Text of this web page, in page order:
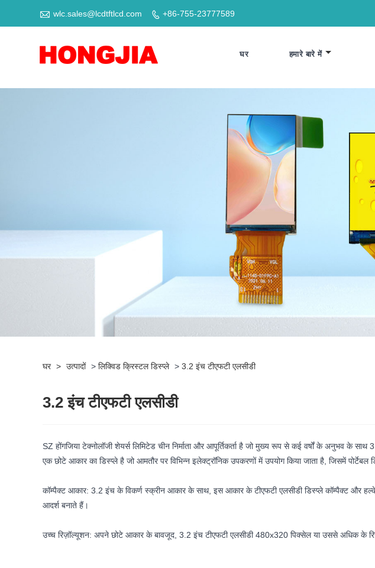
 wlc.sales@lcdtftlcd.com  +86-755-23777589
घर हमारे बारे में
घर > उत्पादों > लिक्विड क्रिस्टल डिस्प्ले > 3.2 इंच टीएफटी एलसीडी
3.2 इंच टीएफटी एलसीडी
SZ होंगजिया टेक्नोलॉजी शेयर्स लिमिटेड चीन निर्माता और आपूर्तिकर्ता है जो मुख्य रूप से कई वर्षों के अनुभव के
एक छोटे आकार का डिस्प्ले है जो आमतौर पर विभिन्न इलेक्ट्रॉनिक उपकरणों में उपयोग किया जाता है, जिसमें
कॉम्पैक्ट आकार: 3.2 इंच के विकर्ण स्क्रीन आकार के साथ, इस आकार के टीएफटी एलसीडी डिस्प्ले कॉम्पैक्ट और
आदर्श बनाते हैं।
उच्च रिज़ॉल्यूशन: अपने छोटे आकार के बावजूद, 3.2 इंच टीएफटी एलसीडी 480x320 पिक्सेल या उससे अधिक के